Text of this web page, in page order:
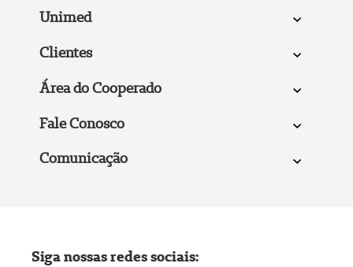
Unimed
Clientes
Área do Cooperado
Fale Conosco
Comunicação
Siga nossas redes sociais: